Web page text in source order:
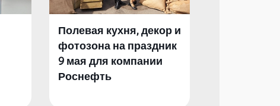
Полевая кухня, декор и
фотозона на праздник
9 мая для компании
Роснефть